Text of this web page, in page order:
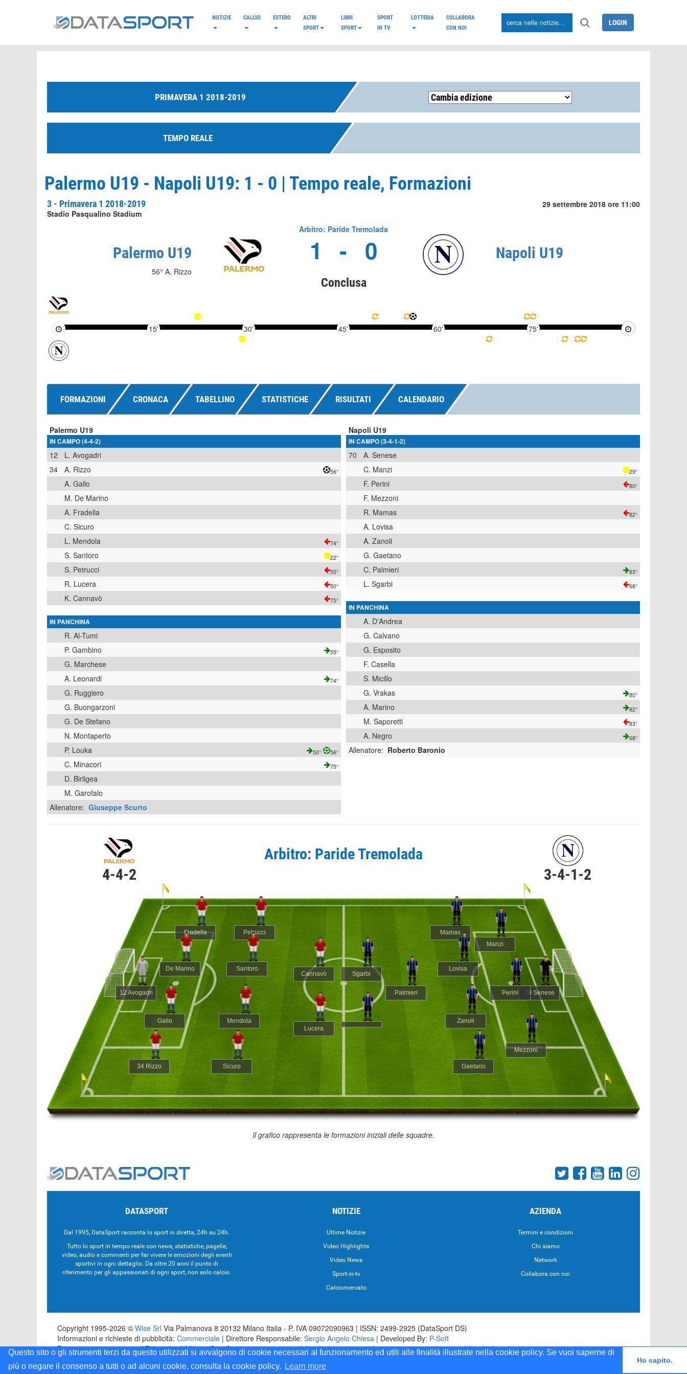
Questo sito o gli strumenti terzi da questo utilizzati si avvalgono di cookie necessari al funzionamento ed utili alle finalità illustrate nella cookie policy. Se vuoi saperne di
più o negare il consenso a tutti o ad alcuni cookie, consulta la cookie policy.
Learn more
Ho capito.
NOTIZIE CALCIO ESTERO
ALTRI
SPORT
LIBRI
SPORT
SPORT
IN TV
LOTTERIA
COLLABORA
CON NOI
LOGIN
PRIMAVERA 1 2018-2019
TEMPO REALE
Palermo U19 - Napoli U19: 1 - 0 | Tempo reale, Formazioni
3 - Primavera 1 2018-2019
Stadio Pasqualino Stadium
29 settembre 2018 ore 11:00
Arbitro: Paride Tremolada
Palermo U19
56° A. Rizzo
1 - 0
Conclusa
Napoli U19
15' 30' 45' 60' 75' 90'
FORMAZIONI CRONACA TABELLINO STATISTICHE RISULTATI CALENDARIO
Palermo U19
IN CAMPO (4-4-2)
12
L. Avogadri
34
A. Rizzo 56°
A. Gallo
M. De Marino
A. Fradella
C. Sicuro
L. Mendola
74°
S. Santoro 22°
S. Petrucci 55°
R. Lucera 50°
K. Cannavò 75°
IN PANCHINA
R. Al-Tumi
P. Gambino
55°
G. Marchese
A. Leonardi
74°
G. Ruggiero
G. Buongarzoni
G. De Stefano
N. Montaperto
P. Louka
50° 56°
C. Minacori 75°
D. Birligea
M. Garofalo
Allenatore: Giuseppe Scurto
Napoli U19
IN CAMPO (3-4-1-2)
70
A. Senese
C. Manzi
29°
F. Perini 80°
F. Mezzoni
R. Mamas
82°
A. Lovisa
A. Zanoli
G. Gaetano
C. Palmieri
83°
L. Sgarbi 68°
IN PANCHINA
A. D'Andrea
G. Calvano
G. Esposito
F. Casella
S. Micillo
G. Vrakas
80°
A. Marino 82°
M. Saporetti 83°
A. Negro 68°
Allenatore: Roberto Baronio
4-4-2
Arbitro: Paride Tremolada
3-4-1-2
12 Avogadri 70 Senese
34 Rizzo
Manzi
Gallo
Perini
De Marino
Mezzoni
Fradella Mamas
Sicuro
Lovisa
Mendola Zanoli
Santoro
Gaetano
Petrucci
Palmieri
Lucera
Sgarbi
Cannavò
Il grafico rappresenta le formazioni iniziali delle squadre.
DATASPORT
Dal 1995, DataSport racconta lo sport in diretta, 24h su 24h.
Tutto lo sport in tempo reale con news, statistiche, pagelle,
video, audio e commenti per far vivere le emozioni degli eventi
sportivi in ogni dettaglio. Da oltre 20 anni il punto di
riferimento per gli appassionati di ogni sport, non solo calcio.
NOTIZIE
Ultime Notizie
Video Highlights
Video News
Sport-in-tv
Calciomercato
AZIENDA
Termini e condizioni
Chi siamo
Network
Collabora con noi
Copyright 1995-2026 © Wise Srl Via Palmanova 8 20132 Milano Italia - P. IVA 09072090963 | ISSN: 2499-2925 (DataSport DS)
Informazioni e richieste di pubblicità: Commerciale | Direttore Responsabile: Sergio Angelo Chiesa | Developed By: P-Soft
Testata registrata presso il Tribunale di Milano: DataSport iscrizione n.173 del 30/03/1985 - www.datasport.it iscrizione n.255 del 20/04/2001